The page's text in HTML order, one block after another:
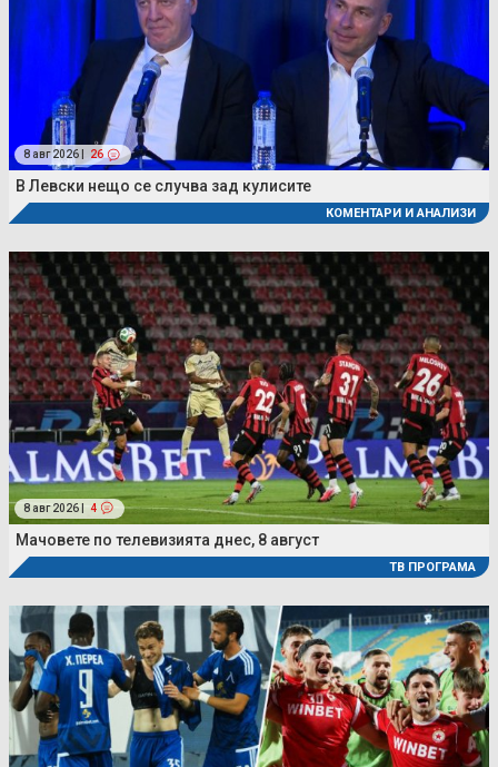
8 авг 2026 | 26
В Левски нещо се случва зад кулисите
КОМЕНТАРИ И АНАЛИЗИ
8 авг 2026 | 4
Мачовете по телевизията днес, 8 август
ТВ ПРОГРАМА